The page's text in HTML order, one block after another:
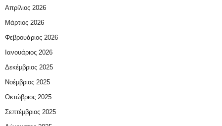
Απρίλιος 2026
Μάρτιος 2026
Φεβρουάριος 2026
Ιανουάριος 2026
Δεκέμβριος 2025
Νοέμβριος 2025
Οκτώβριος 2025
Σεπτέμβριος 2025